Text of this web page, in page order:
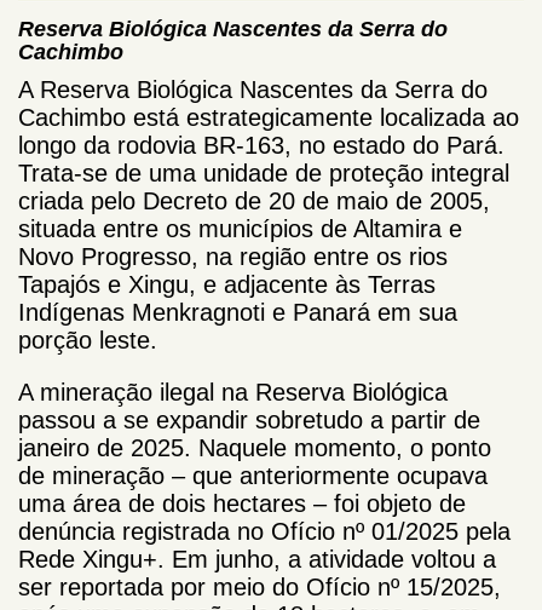
Reserva Biológica Nascentes da Serra do
Cachimbo
A Reserva Biológica Nascentes da Serra do
Cachimbo está estrategicamente localizada ao
longo da rodovia BR-163, no estado do Pará.
Trata-se de uma unidade de proteção integral
criada pelo Decreto de 20 de maio de 2005,
situada entre os municípios de Altamira e
Novo Progresso, na região entre os rios
Tapajós e Xingu, e adjacente às Terras
Indígenas Menkragnoti e Panará em sua
porção leste.
A mineração ilegal na Reserva Biológica
passou a se expandir sobretudo a partir de
janeiro de 2025. Naquele momento, o ponto
de mineração – que anteriormente ocupava
uma área de dois hectares – foi objeto de
denúncia registrada no Ofício nº 01/2025 pela
Rede Xingu+. Em junho, a atividade voltou a
ser reportada por meio do Ofício nº 15/2025,